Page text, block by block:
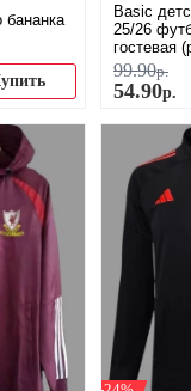
бананка
Basic
25/26
гостевая
99.90р.
54.90р.